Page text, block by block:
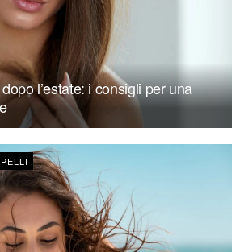
l’estate: i consigli per una